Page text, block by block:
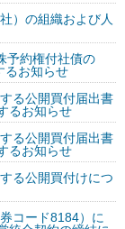
）の組織および人
予約権付社債の
るお知らせ
る公開買付届出書
るお知らせ
る公開買付届出書
るお知らせ
る公開買付けにつ
コード8184）に